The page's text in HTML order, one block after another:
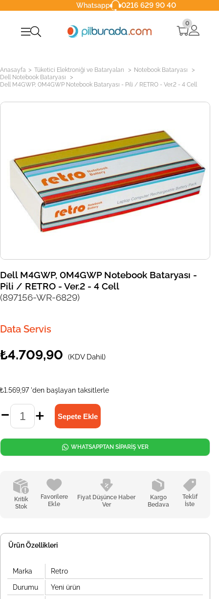
Whatsapp 0216 629 90 40
0
Anasayfa > Tüketici Elektroniği ve Bataryaları > Notebook Bataryası >
Dell Notebook Bataryası >
Dell M4GWP, 0M4GWP Notebook Bataryası - Pili / RETRO - Ver.2 - 4 Cell
Dell M4GWP, 0M4GWP Notebook Bataryası -
Pili / RETRO - Ver.2 - 4 Cell
(897156-WR-6829)
Data Servis
₺4.709,90 (KDV Dahil)
₺1.569,97 'den başlayan taksitlerle
Kritik
Stok
Favorilere
Ekle
Fiyat Düşünce Haber
Ver
Kargo
Bedava
Teklif
İste
WHATSAPPTAN SİPARİŞ VER
Ürün Özellikleri
Marka Retro
Durumu Yeni ürün